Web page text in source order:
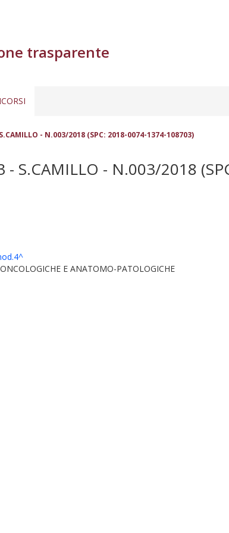
trasparente
- N.003/2018 (SPC: 2018-0074-1374-108703)
- S.CAMILLO - N.003/2018
E ANATOMO-PATOLOGICHE